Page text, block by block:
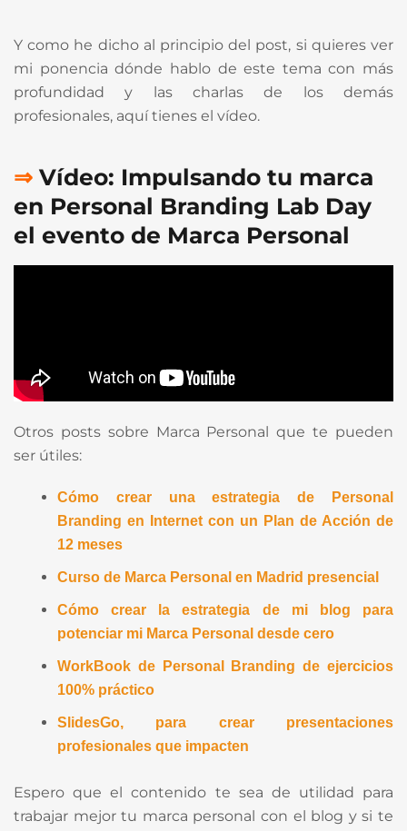
Y como he dicho al principio del post, si quieres ver
mi ponencia dónde hablo de este tema con más
profundidad y las charlas de los demás
profesionales, aquí tienes el vídeo.
⇒ Vídeo: Impulsando tu marca
en Personal Branding Lab Day
el evento de Marca Personal
Otros posts sobre Marca Personal que te pueden
ser útiles:
Cómo crear una estrategia de Personal
Branding en Internet con un Plan de Acción de
12 meses
Curso de Marca Personal en Madrid presencial
Cómo crear la estrategia de mi blog para
potenciar mi Marca Personal desde cero
WorkBook de Personal Branding de ejercicios
100% práctico
SlidesGo, para crear presentaciones
profesionales que impacten
Espero que el contenido te sea de utilidad para
trabajar mejor tu marca personal con el blog y si te